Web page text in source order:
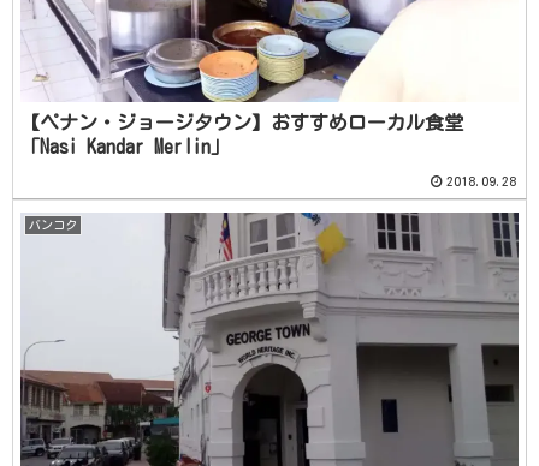
【ペナン・ジョージタウン】おすすめローカル食堂
「Nasi Kandar Merlin」
2018.09.28
バンコク